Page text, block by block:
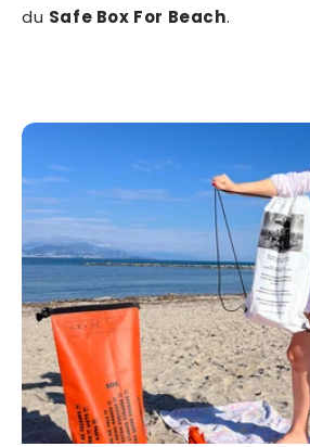
du Safe Box For Beach.